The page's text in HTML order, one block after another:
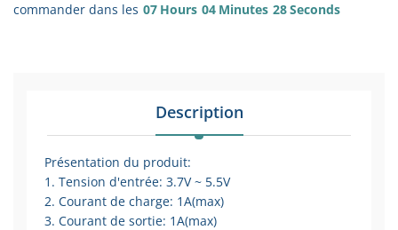
commander dans les 07 Hours 04 Minutes 28Seconds
Description
Présentation du produit:
1. Tension d'entrée: 3.7V ~ 5.5V
2. Courant de charge: 1A(max)
3. Courant de sortie: 1A(max)